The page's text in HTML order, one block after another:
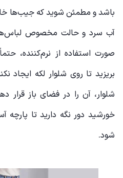
باشد و مطمئن شوید که جیب‌ها
آب سرد و حالت مخصوص
صورت استفاده از نرم‌کننده،
بریزید تا روی شلوار لکه
شلوار، آن را در فضای باز قرار
خورشید دور نگه دارید تا پارچه
شود.